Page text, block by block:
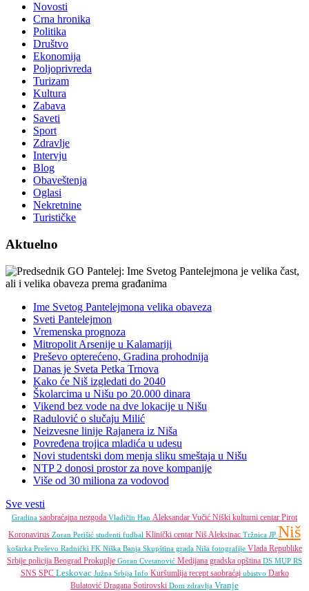
Novosti
Crna hronika
Politika
Društvo
Ekonomija
Poljoprivreda
Turizam
Kultura
Zabava
Saveti
Sport
Zdravlje
Intervju
Blog
Obaveštenja
Oglasi
Nekretnine
Turističke
Aktuelno
Ime Svetog Pantelejmona velika obaveza
Sveti Pantelejmon
Vremenska prognoza
Mitropolit Arsenije u Kalamariji
Preševo opterećeno, Gradina prohodnija
Danas je Sveta Petka Trnova
Kako će Niš izgledati do 2040
Školarcima u Nišu po 20.000 dinara
Vikend bez vode na dve lokacije u Nišu
Radulović o slučaju Milić
Neizvesne linije Rajanera iz Niša
Povređena trojica mladića u udesu
Novi studentski dom menja sliku smeštaja u Nišu
NTP 2 donosi prostor za nove kompanije
Više od 30 miliona za vodovod
Sve vesti
Gradina saobraćajna nezgoda Vladičin Han Aleksandar Vučić Niški kulturni centar Pirot
Koronavirus Zoran Perišić studenti fudbal Klinički centar Niš Aleksinac Tržnica JP Niš
košarka Preševo Radnički FK Niška Banja Skupština grada Niša fotografije Vlada Republike
Srbije policija Beograd Prokuplje Goran Cvetanović Medijana gradska opština DS MUP RS
SNS SPC Leskovac Južna Srbija Info Kuršumlija recept saobraćaj ubistvo Darko
Bulatović Dragana Sotirovski Dom zdravlja Vranje